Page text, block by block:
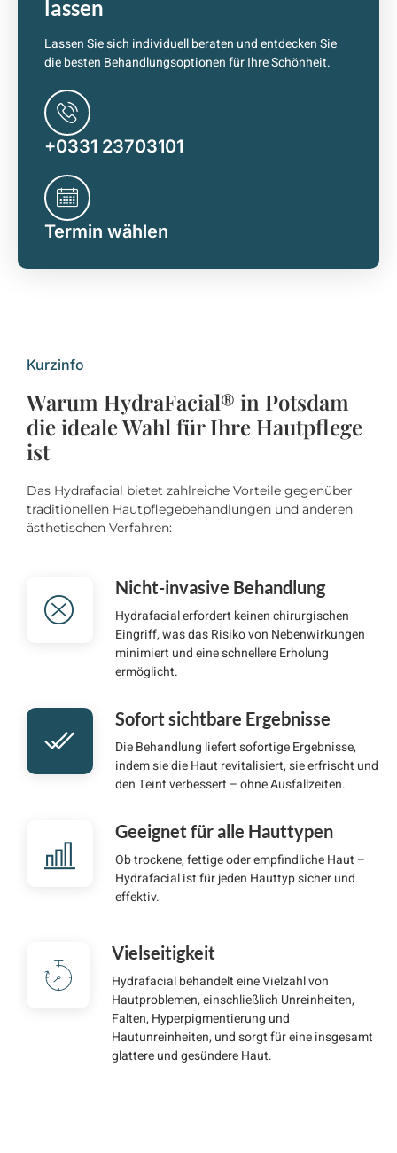
lassen
Lassen Sie sich individuell beraten und entdecken Sie
die besten Behandlungsoptionen für Ihre Schönheit.
+0331 23703101
Termin wählen
Kurzinfo
Warum HydraFacial® in Potsdam
die ideale Wahl für Ihre Hautpflege
ist
Das Hydrafacial bietet zahlreiche Vorteile gegenüber
traditionellen Hautpflegebehandlungen und anderen
ästhetischen Verfahren:
Nicht-invasive Behandlung
Hydrafacial erfordert keinen chirurgischen
Eingriff, was das Risiko von Nebenwirkungen
minimiert und eine schnellere Erholung
ermöglicht.
Sofort sichtbare Ergebnisse
Die Behandlung liefert sofortige Ergebnisse,
indem sie die Haut revitalisiert, sie erfrischt und
den Teint verbessert – ohne Ausfallzeiten.
Geeignet für alle Hauttypen
Ob trockene, fettige oder empfindliche Haut –
Hydrafacial ist für jeden Hauttyp sicher und
effektiv.
Vielseitigkeit
Hydrafacial behandelt eine Vielzahl von
Hautproblemen, einschließlich Unreinheiten,
Falten, Hyperpigmentierung und
Hautunreinheiten, und sorgt für eine insgesamt
glattere und gesündere Haut.